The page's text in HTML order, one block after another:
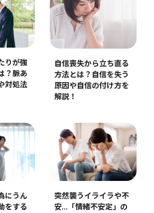
りが強
？脈あ
対処法
自信喪失から立ち直る
方法とは？自信を失う
原因や自信の付け方を
解説！
にうん
をする
突然襲うイライラや不
安…「情緒不安定」の